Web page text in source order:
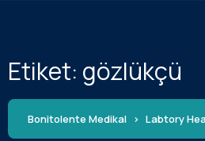
Etiket: gözlükçü
Bonitolente Medikal > Labtory